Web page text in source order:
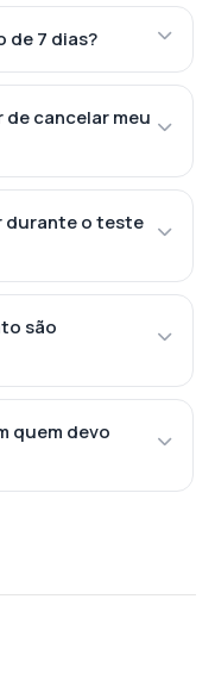
7 dias?
cancelar meu
durante o teste
são
quem devo